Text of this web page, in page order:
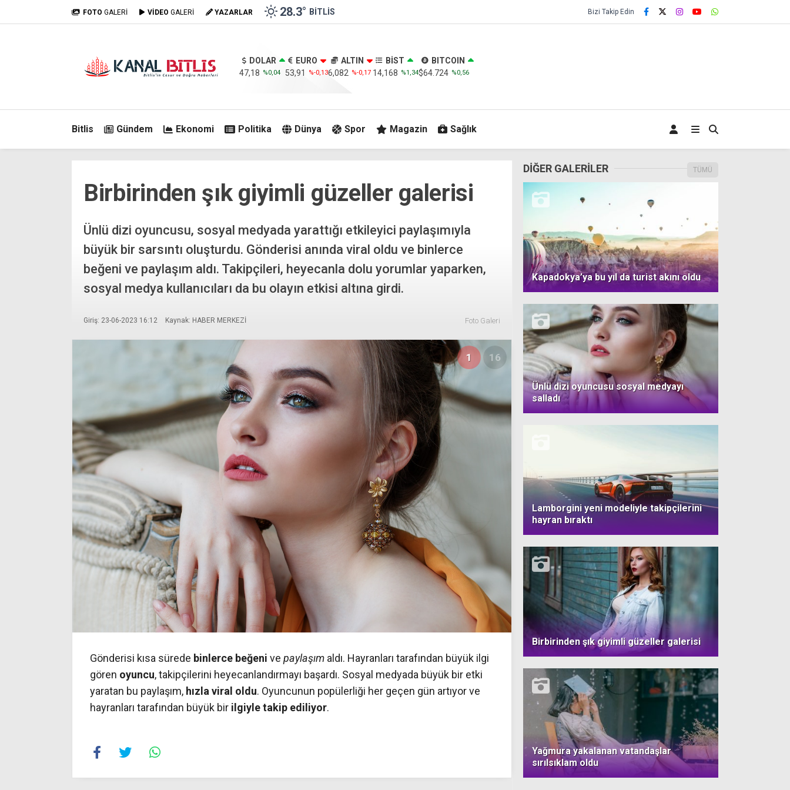
FOTO GALERİ VİDEO GALERİ YAZARLAR 28.3° BITLIS Bizi Takip Edin
DOLAR
47,18 %0,04
EURO
53,91
%-0,13
ALTIN
6,082 %-0,17
BİST
14,168 %1,34
BITCOIN
$64.724 %0,56
Bitlis Gündem Ekonomi Politika Dünya Spor Magazin Sağlık
Birbirinden şık giyimli güzeller galerisi
Ünlü dizi oyuncusu, sosyal medyada yarattığı etkileyici paylaşımıyla
büyük bir sarsıntı oluşturdu. Gönderisi anında viral oldu ve binlerce
beğeni ve paylaşım aldı. Takipçileri, heyecanla dolu yorumlar yaparken,
sosyal medya kullanıcıları da bu olayın etkisi altına girdi.
Giriş: 23-06-2023 16:12 Kaynak: HABER MERKEZİ Foto Galeri
1 16
Gönderisi kısa sürede binlerce beğeni ve paylaşım aldı. Hayranları tarafından büyük ilgi
gören oyuncu, takipçilerini heyecanlandırmayı başardı. Sosyal medyada büyük bir etki
yaratan bu paylaşım, hızla viral oldu. Oyuncunun popülerliği her geçen gün artıyor ve
hayranları tarafından büyük bir ilgiyle takip ediliyor.
DİĞER GALERİLER TÜMÜ
Kapadokya’ya bu yıl da turist akını oldu
Ünlü dizi oyuncusu sosyal medyayı
salladı
Lamborgini yeni modeliyle takipçilerini
hayran bıraktı
Birbirinden şık giyimli güzeller galerisi
Yağmura yakalanan vatandaşlar
sırılsıklam oldu